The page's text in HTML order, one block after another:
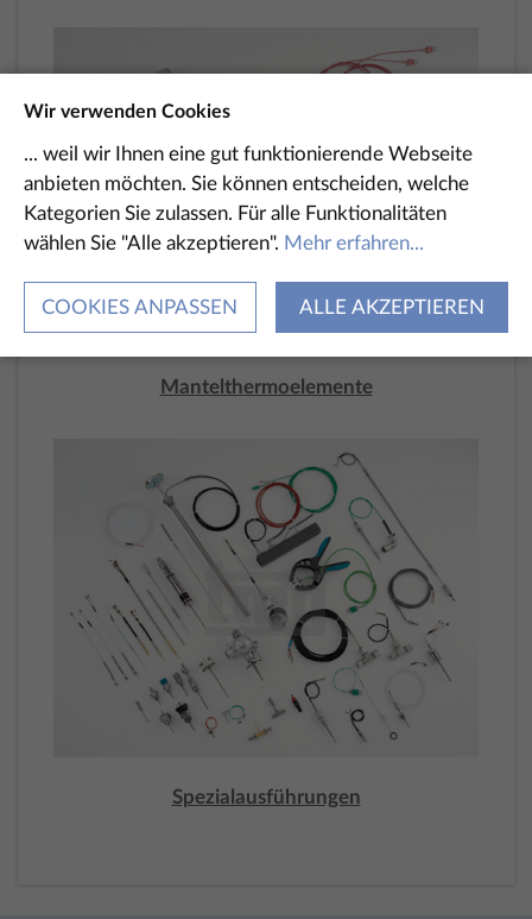
Mantelthermoelemente
Spezialausführungen
Wir verwenden Cookies
... weil wir Ihnen eine gut funktionierende Webseite
anbieten möchten. Sie können entscheiden, welche
Kategorien Sie zulassen. Für alle Funktionalitäten
wählen Sie "Alle akzeptieren". Mehr erfahren...
COOKIES ANPASSEN ALLE AKZEPTIEREN